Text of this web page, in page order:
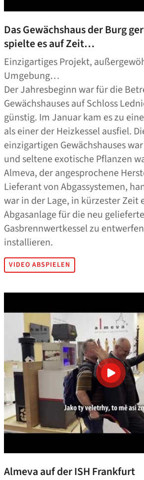
Das Gewächshaus der Burg
spielte es auf Zeit…
Einzigartiges Projekt,
Umgebung…
Der Jahresbeginn war für die
Gewächshauses auf Schloss
günstig. Im Januar kam es zu
als einer der Heizkessel ausfiel.
einzigartigen Gewächshauses
und seltene exotische Pflanzen
Almeva, der angesprochene
Lieferant von Abgassystemen,
war in der Lage, in kürzester Zeit
Abgasanlage für die neu
Gasbrennwertkessel zu
installieren.
VIDEO ABSPIELEN
Almeva auf der ISH Frankfurt